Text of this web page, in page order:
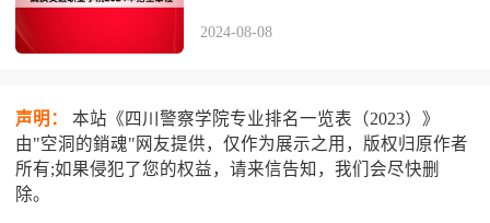
2024-08-08
声明：
本站《四川警察学院专业排名一览表（2023）》
由"空洞的銷魂"网友提供，仅作为展示之用，版权归原作者
所有;如果侵犯了您的权益，请来信告知，我们会尽快删
除。